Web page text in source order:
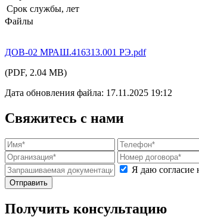
Срок службы, лет
Файлы
ДОB-02 МРАШ.416313.001 РЭ.pdf
(PDF, 2.04 MB)
Дата обновления файла: 17.11.2025 19:12
Свяжитесь с нами
Я даю согласие
Получить консультацию